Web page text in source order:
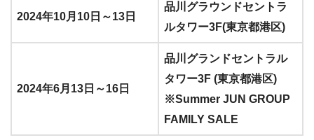
2024年10月10日～13日
品川グラウンドセントラ
ルタワー3F(東京都港区)
2024年6月13日～16日
品川グランドセントラル
タワー3F (東京都港区)
※Summer JUN GROUP
FAMILY SALE